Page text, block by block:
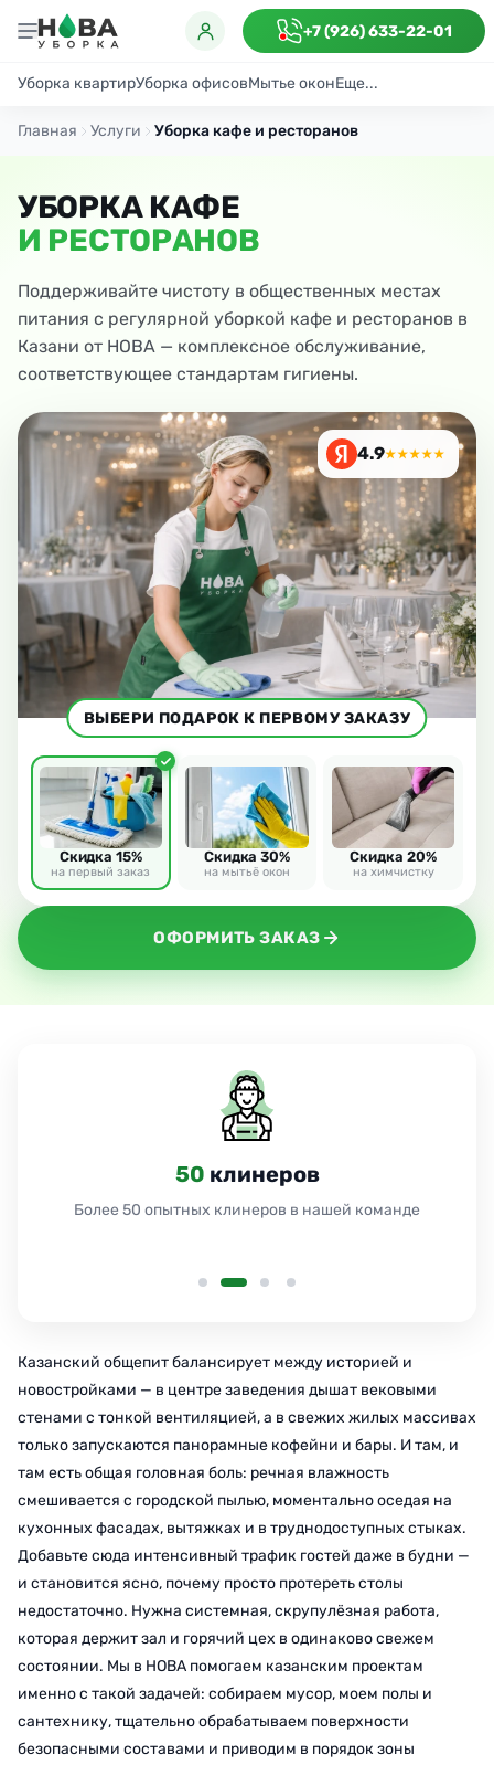
+7 (926) 633-22-01
Уборка квартирУборка офисовМытье оконЕще...
ГенеральнаяПоддерживающаяПосле ремонта
Главная Услуги Уборка кафе и ресторанов
УБОРКА КАФЕ
И РЕСТОРАНОВ
Поддерживайте чистоту в общественных местах
питания с регулярной уборкой кафе и ресторанов в
Казани от НОВА — комплексное обслуживание,
соответствующее стандартам гигиены.
ОФОРМИТЬ ЗАКАЗ
4.9★★★★★
ВЫБЕРИ ПОДАРОК К ПЕРВОМУ ЗАКАЗУ
Скидка 15%
на первый заказ
Скидка 30%
на мытьё окон
Скидка 20%
на химчистку
50 клинеров
Более 50 опытных клинеров в нашей команде
Казанский общепит балансирует между историей и
новостройками — в центре заведения дышат вековыми
стенами с тонкой вентиляцией, а в свежих жилых массивах
только запускаются панорамные кофейни и бары. И там, и
там есть общая головная боль: речная влажность
смешивается с городской пылью, моментально оседая на
кухонных фасадах, вытяжках и в труднодоступных стыках.
Добавьте сюда интенсивный трафик гостей даже в будни —
и становится ясно, почему просто протереть столы
недостаточно. Нужна системная, скрупулёзная работа,
которая держит зал и горячий цех в одинаково свежем
состоянии. Мы в НОВА помогаем казанским проектам
именно с такой задачей: собираем мусор, моем полы и
сантехнику, тщательно обрабатываем поверхности
безопасными составами и приводим в порядок зоны